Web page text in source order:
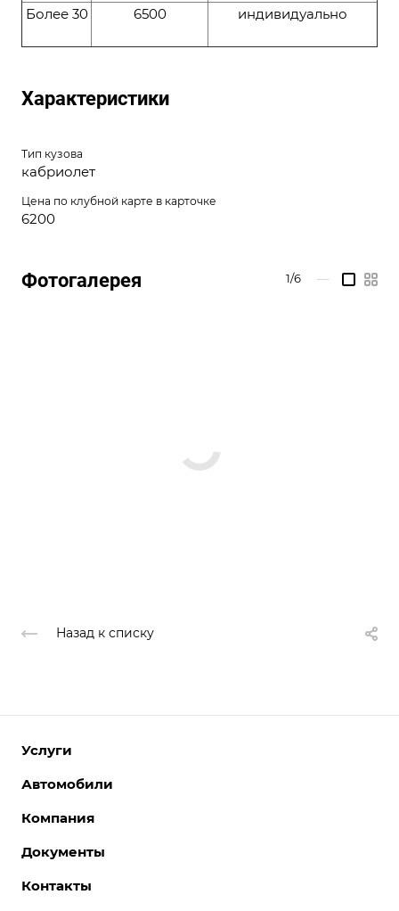
Более 30 6500 индивидуально
Характеристики
Тип кузова
кабриолет
Цена по клубной карте в карточке
6200
Фотогалерея 1/6 —
Назад к списку
Услуги
Автомобили
Компания
Документы
Контакты